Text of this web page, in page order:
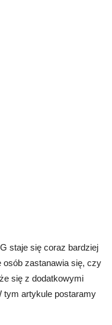
staje się coraz bardziej
osób zastanawia się, czy
się z dodatkowymi
tym artykule postaramy